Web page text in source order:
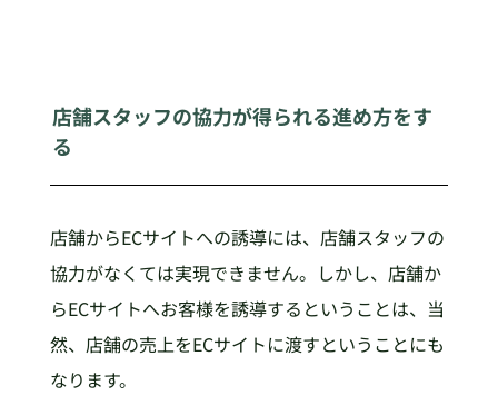
店舗スタッフの協力が得られる進め方をす
る
店舗からECサイトへの誘導には、店舗スタッフの
協力がなくては実現できません。しかし、店舗か
らECサイトへお客様を誘導するということは、当
然、店舗の売上をECサイトに渡すということにも
なります。